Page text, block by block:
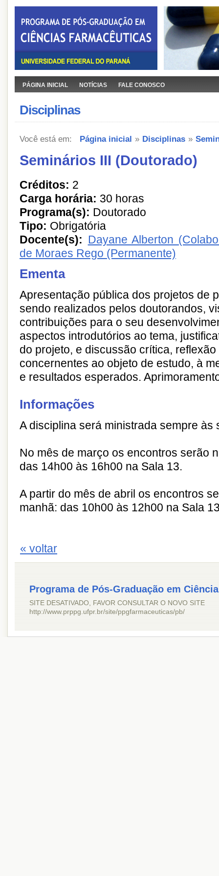
PÁGINA INICIAL NOTÍCIAS FALE CONOSCO
Disciplinas
Você está em: Página inicial » Disciplinas »
Seminários III (Doutorado)
Créditos: 2
Carga horária: 30 horas
Programa(s): Doutorado
Tipo: Obrigatória
Docente(s): Dayane Alberton
de Moraes Rego (Permanente)
Ementa
Apresentação pública dos projetos de
sendo realizados pelos doutorandos,
contribuições para o seu
aspectos introdutórios ao tema,
do projeto, e discussão crítica,
concernentes ao objeto de estudo, à
e resultados esperados.
Informações
A disciplina será ministrada sempre às
No mês de março os encontros serão
das 14h00 às 16h00 na Sala 13.
A partir do mês de abril os encontros
manhã: das 10h00 às 12h00 na Sala
« voltar
Programa de Pós-Graduação em
SITE DESATIVADO, FAVOR CONSULTAR O NOVO SITE
http://www.prppg.ufpr.br/site/ppgfarmaceuticas/pb/